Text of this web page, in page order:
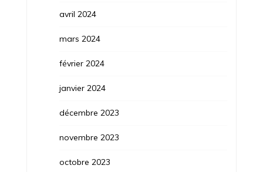
avril 2024
mars 2024
février 2024
janvier 2024
décembre 2023
novembre 2023
octobre 2023